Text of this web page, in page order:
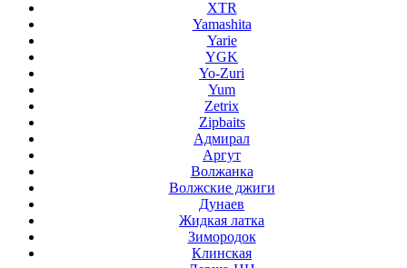
XTR
Yamashita
Yarie
YGK
Yo-Zuri
Yum
Zetrix
Zipbaits
Адмирал
Аргут
Волжанка
Волжские джиги
Дунаев
Жидкая латка
Зимородок
Клинская